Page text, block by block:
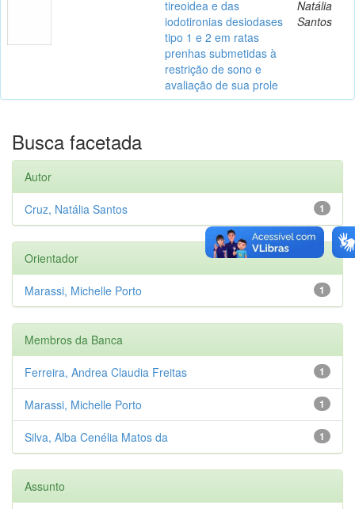
tireoidea e das
iodotironias desiodases
tipo 1 e 2 em ratas
prenhas submetidas à
restrição de sono e
avaliação de sua prole
Natália
Santos
Busca facetada
Autor
1
Cruz, Natália Santos
Orientador
1
Marassi, Michelle Porto
Membros da Banca
1
Ferreira, Andrea Claudia Freitas
1
Marassi, Michelle Porto
1
Silva, Alba Cenélia Matos da
Assunto